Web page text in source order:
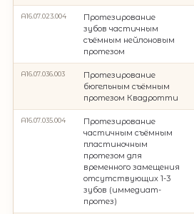
A16.07.023.004
Протезирование
зубов частичным
съёмным нейлоновым
протезом
A16.07.036.003
Протезирование
бюгельным съёмным
протезом Квадротти
A16.07.035.004
Протезирование
частичным съёмным
пластиночным
протезом для
временного замещения
отсутствующих 1-3
зубов (иммедиат-
протез)